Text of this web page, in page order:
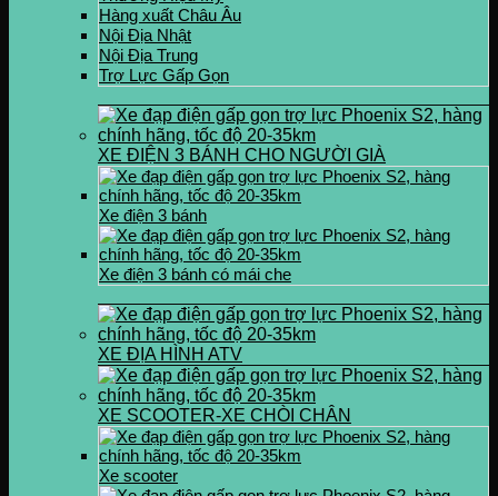
Hàng xuất Châu Âu
Nội Địa Nhật
Nội Địa Trung
Trợ Lực Gấp Gọn
XE ĐIỆN 3 BÁNH CHO NGƯỜI GIÀ
Xe điện 3 bánh
Xe điện 3 bánh có mái che
XE ĐỊA HÌNH ATV
XE SCOOTER-XE CHÒI CHÂN
Xe scooter